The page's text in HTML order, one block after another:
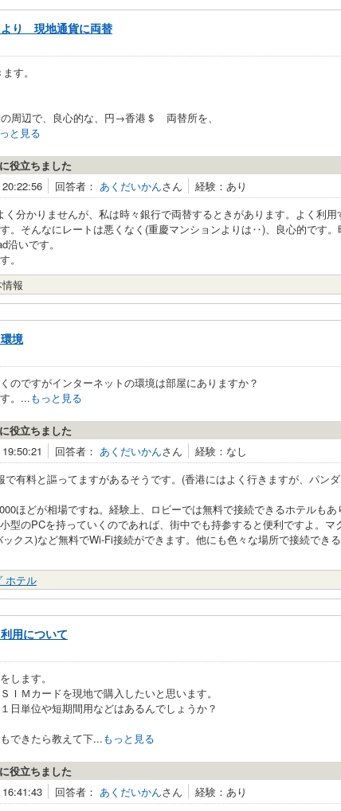
り 現地通貨に両替
す。
周辺で、良心的な、円→香港＄ 両替所を、
と見る
役立ちました
回答者： あくだいかんさん
経験：あり
く分かりませんが、私は時々銀行で両替するときがあります。よく利用
。そんなにレートは悪くなく(重慶マンションよりは‥)、良心的です。
沿いです。
。
報
境
のですがインターネットの環境は部屋にありますか？
。...もっと見る
役立ちました
回答者： あくだいかんさん
経験：なし
で有料と謳ってますがあるそうです。(香港にはよく行きますが、パン
ほどが相場ですね。経験上、ロビーでは無料で接続できるホテルもあ
型のPCを持っていくのであれば、街中でも持参すると便利ですよ。マ
クス)など無料でWi-Fi接続ができます。他にも色々な場所で接続できる
ホテル
用について
します。
ＩＭカードを現地で購入したいと思います。
日単位や短期間用などはあるんでしょうか？
できたら教えて下...もっと見る
役立ちました
回答者： あくだいかんさん
経験：あり